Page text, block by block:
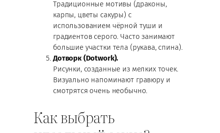
Традиционные мотивы (драконы,
карпы, цветы сакуры) с
использованием чёрной туши и
градиентов серого. Часто занимают
большие участки тела (рукава, спина).
Дотворк (Dotwork).
Рисунки, созданные из мелких точек.
Визуально напоминают гравюру и
смотрятся очень необычно.
Как выбрать